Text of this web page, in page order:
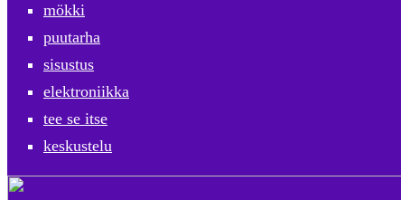
mökki
puutarha
sisustus
elektroniikka
tee se itse
keskustelu